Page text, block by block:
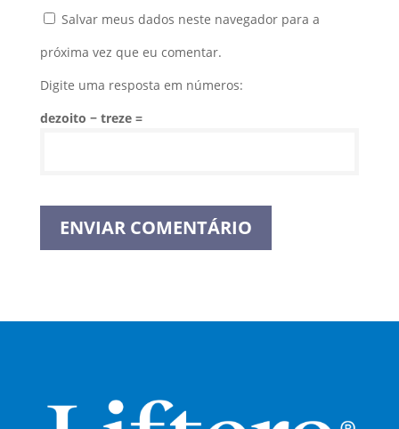
Salvar meus dados neste navegador para a
próxima vez que eu comentar.
Digite uma resposta em números:
dezoito − treze =